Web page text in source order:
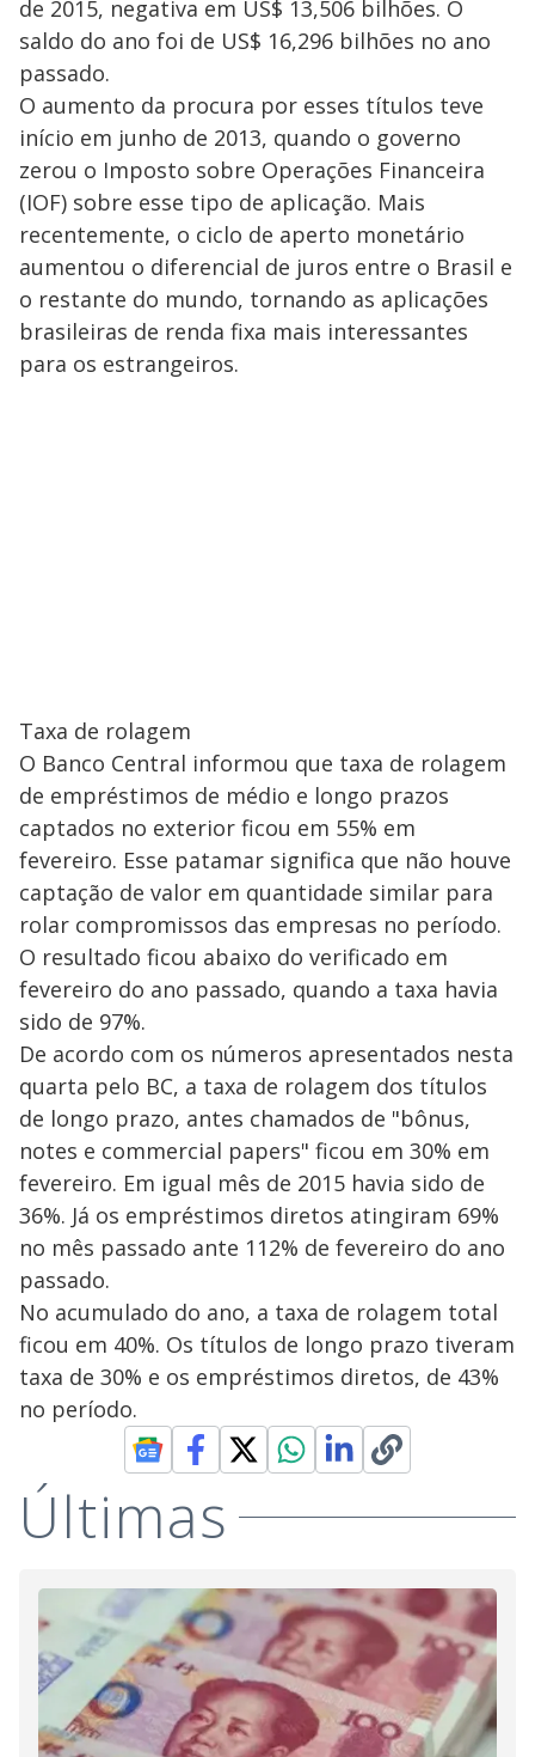
de 2015, negativa em US$ 13,506 bilhões. O
saldo do ano foi de US$ 16,296 bilhões no ano
passado.
O aumento da procura por esses títulos teve
início em junho de 2013, quando o governo
zerou o Imposto sobre Operações Financeira
(IOF) sobre esse tipo de aplicação. Mais
recentemente, o ciclo de aperto monetário
aumentou o diferencial de juros entre o Brasil e
o restante do mundo, tornando as aplicações
brasileiras de renda fixa mais interessantes
para os estrangeiros.
Taxa de rolagem
O Banco Central informou que taxa de rolagem
de empréstimos de médio e longo prazos
captados no exterior ficou em 55% em
fevereiro. Esse patamar significa que não houve
captação de valor em quantidade similar para
rolar compromissos das empresas no período.
O resultado ficou abaixo do verificado em
fevereiro do ano passado, quando a taxa havia
sido de 97%.
De acordo com os números apresentados nesta
quarta pelo BC, a taxa de rolagem dos títulos
de longo prazo, antes chamados de "bônus,
notes e commercial papers" ficou em 30% em
fevereiro. Em igual mês de 2015 havia sido de
36%. Já os empréstimos diretos atingiram 69%
no mês passado ante 112% de fevereiro do ano
passado.
No acumulado do ano, a taxa de rolagem total
ficou em 40%. Os títulos de longo prazo tiveram
taxa de 30% e os empréstimos diretos, de 43%
no período.
Últimas